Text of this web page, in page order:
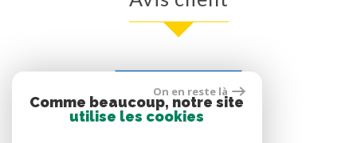
0 avis
On en reste là
Comme beaucoup, notre site
utilise les cookies